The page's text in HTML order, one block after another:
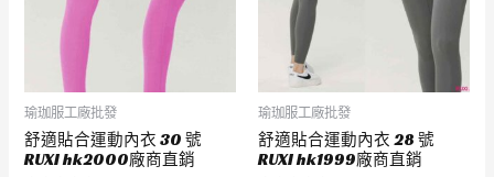
瑜珈服工廠批發
舒適貼合運動內衣 30 號
RUXI hk2000廠商直銷
瑜珈服工廠批發
舒適貼合運動內衣 28 號
RUXI hk1999廠商直銷